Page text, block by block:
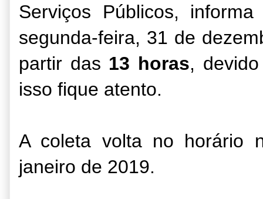
Serviços Públicos,
segunda-feira, 31 de
partir das 13 horas,
isso fique atento.
A coleta volta no horário
janeiro de 2019.